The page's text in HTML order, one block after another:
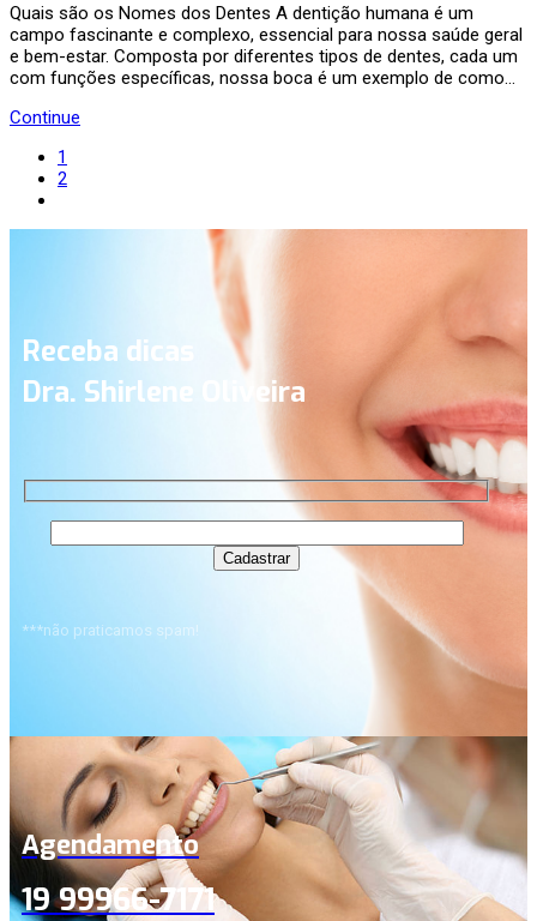
Quais são os Nomes dos Dentes A dentição humana é um
campo fascinante e complexo, essencial para nossa saúde geral
e bem-estar. Composta por diferentes tipos de dentes, cada um
com funções específicas, nossa boca é um exemplo de como…
Continue
1
2
Receba dicas
Dra. Shirlene Oliveira
***não praticamos spam!
Agendamento
19 99966-7171